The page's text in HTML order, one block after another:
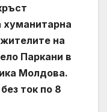
хуманитарна
на
Паркани в
Молдова.
ток по 8